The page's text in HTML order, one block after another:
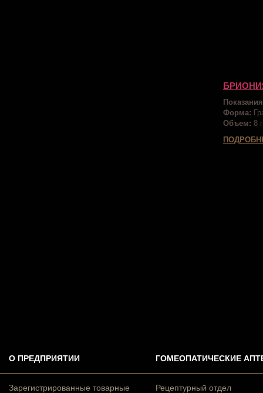
Форма:
Объем: 8 г
О ПРЕДПРИЯТИИ
Зарегистрированные товарные
ГОМЕОПАТИЧЕСКИЕ
Рецептурный отдел